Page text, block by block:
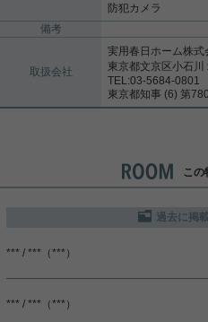
防犯カメラ
備考
取扱会社
実用春日ホーム株式
東京都文京区小石
TEL:03-5684-0801
東京都知事 (6) 第
この
過去に掲
*** / ***（***）
*** / ***（***）